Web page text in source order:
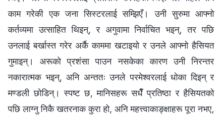
काम गरेकी एक जना सिस्टरलाई सम्झिएँ। उनी सुरुमा आफ्नो
कर्तव्यमा उत्साहित थिइन्, र अगुवामा निर्वाचित भइन्, तर पछि
उनलाई बर्खास्त गरेर अर्कै काममा खटाइयो र उनले आफ्नो हैसियत
गुमाइन्। अरूको प्रशंसा पाउन नसकेका कारण उनी निरन्तर
नकारात्मक भइन्, अनि अन्ततः उनले परमेश्‍वरलाई धोका दिइन् र
मण्डली छोडिन्। स्पष्ट छ, मानिसहरू सधैँ प्रतिष्ठा र हैसियतको
पछि लाग्नु निकै खतरनाक कुरा हो, अनि महत्त्वाकाङ्क्षाहरू पूरा नभए,